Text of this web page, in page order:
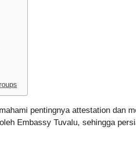
pentingnya attestation dan
Embassy Tuvalu, sehingga